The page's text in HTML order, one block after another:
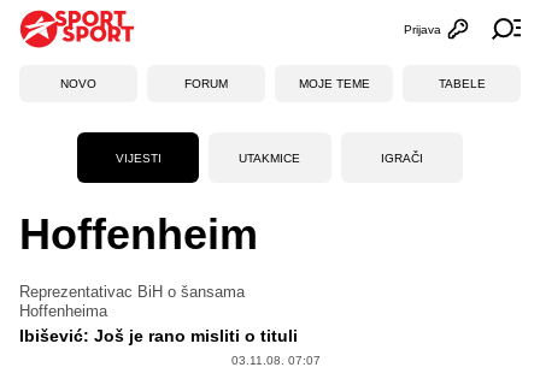
Otvori
Prijava
NOVO FORUM MOJE TEME TABELE
VIJESTI UTAKMICE IGRAČI
Hoffenheim
Reprezentativac BiH o šansama
Hoffenheima
Ibišević: Još je rano misliti o tituli
03.11.08. 07:07